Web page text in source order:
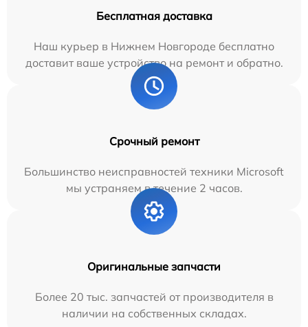
Бесплатная доставка
Наш курьер в Нижнем Новгороде бесплатно
доставит ваше устройство на ремонт и обратно.
Срочный ремонт
Большинство неисправностей техники Microsoft
мы устраняем в течение 2 часов.
Оригинальные запчасти
Более 20 тыс. запчастей от производителя в
наличии на собственных складах.